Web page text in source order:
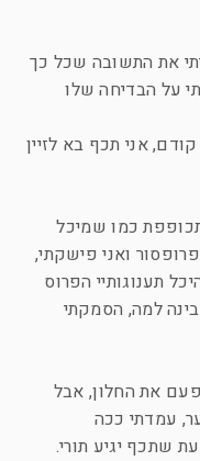
את התשובה שכל כך
על הבדיחה שלו
אני תכף בא לזיין
כמו שמיכל
ואני פישקתי,
תענוגותיי הפרוס
למה, הסמקתי
את החלון, אבל
עמדתי ככה
שתכף יגיע תורי.